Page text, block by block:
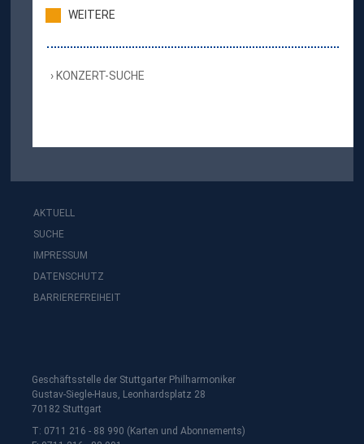
WEITERE
KONZERT-SUCHE
AKTUELL
SUCHE
IMPRESSUM
DATENSCHUTZ
BARRIEREFREIHEIT
Geschäftsstelle der Stuttgarter Philharmoniker
Gustav-Siegle-Haus, Leonhardsplatz 28
70182 Stuttgart
T: 0711 216 - 88 990 (Karten und Abonnements)